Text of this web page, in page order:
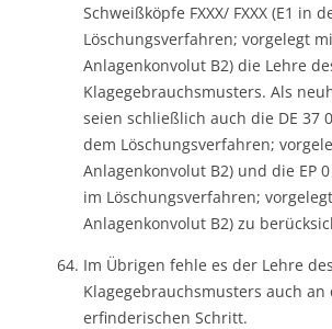
Schweißköpfe FXXX/ FXXX (E1 in
Löschungsverfahren; vorgelegt
Anlagenkonvolut B2) die Lehre
Klagegebrauchsmusters. Als
seien schließlich auch die DE 37
dem Löschungsverfahren;
Anlagenkonvolut B2) und die EP 0
im Löschungsverfahren;
Anlagenkonvolut B2) zu
Im Übrigen fehle es der Lehre des
Klagegebrauchsmusters auch an
erfinderischen Schritt.